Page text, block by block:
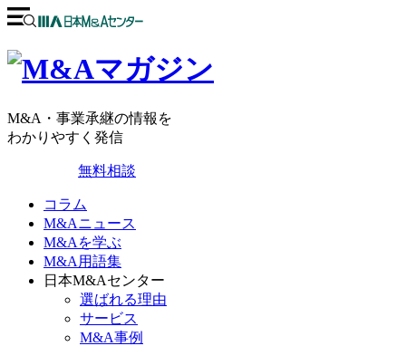
M&A・事業承継の情報を
わかりやすく発信
無料相談
コラム
M&Aニュース
M&Aを学ぶ
M&A用語集
日本M&Aセンター
選ばれる理由
サービス
M&A事例